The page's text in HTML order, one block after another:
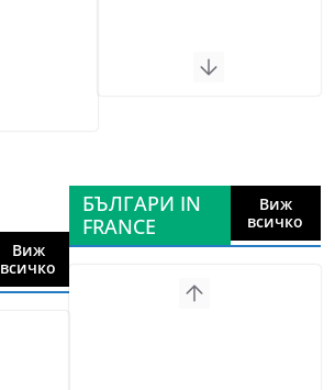
Виж
всичко
БЪЛГАРИ IN
FRANCE
Виж
всичко